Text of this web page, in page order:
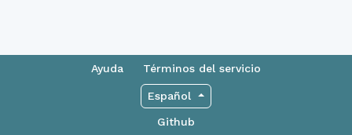
Ayuda Términos del servicio
Español
Github